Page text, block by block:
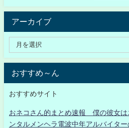
アーカイブ
おすすめ～ん
おすすめサイト
おネコさん的まとめ速報 僕の彼女は
ンタルメンヘラ電波中年アルバイタ